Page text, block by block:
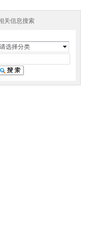
关信息搜索
请选择分类